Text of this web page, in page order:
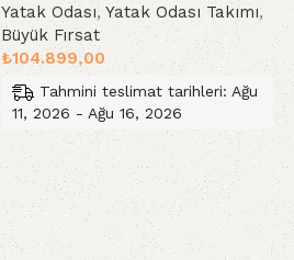
Yatak Odası, Yatak Odası Takımı,
Büyük Fırsat
₺104.899,00
Tahmini teslimat tarihleri: Ağu
11, 2026 - Ağu 16, 2026
Sepete Ekle